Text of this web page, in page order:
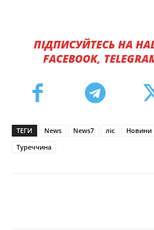
ПІДПИСУЙТЕСЬ НА
FACEBOOK,
ТЕГИ News News7 ліс Новини
Туреччина